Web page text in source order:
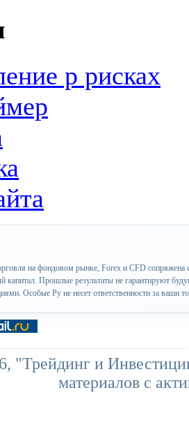
р рисках
на фондовом рынке, Forex и CFD сопряжена
капитал. Прошлые результаты не гарантируют
Особые Ру не несет ответственности за ваши
"Трейдинг и
материалов с